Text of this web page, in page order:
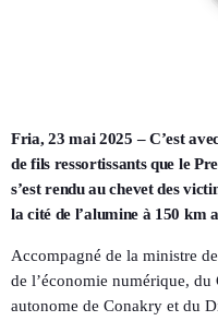
Fria, 23 mai 2025 – C’est
de fils ressortissants que le
s’est rendu au chevet des
la cité de l’alumine à 150 km
Accompagné de la ministre
de l’économie numérique,
autonome de Conakry et du